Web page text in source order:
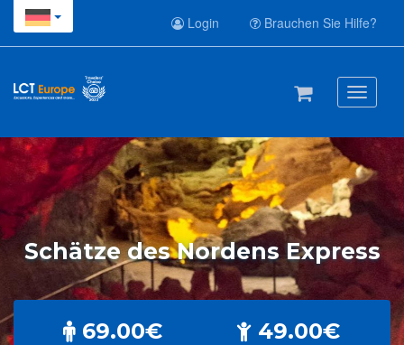
Login Brauchen Sie Hilfe?
Toggle
Schätze des Nordens Express
69.00€
49.00€